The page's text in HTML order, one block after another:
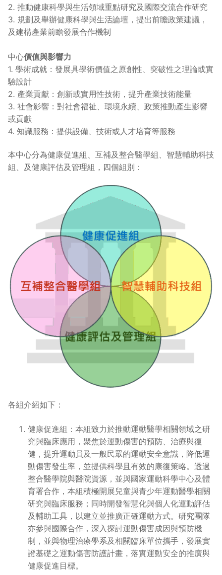
2. 推動健康科學與生活領域重點研究及國際交流合作研究
3. 規劃及舉辦健康科學與生活論壇，提出前瞻政策建議，
及建構產業前瞻發展合作機制
中心價值與影響力
1. 學術成就：發展具學術價值之原創性、突破性之理論或實
驗設計
2. 產業貢獻：創新或實用性技術，提升產業技術能量
3. 社會影響：對社會福祉、環境永續、政策推動產生影響
或貢獻
4. 知識服務：提供設備、技術或人才培育等服務
本中心分為健康促進組、互補及整合醫學組、智慧輔助科技
組、及健康評估及管理組，四個組別：
各組介紹如下：
健康促進組：本組致力於推動運動醫學相關領域之研
究與臨床應用，聚焦於運動傷害的預防、治療與復
健，提升運動員及一般民眾的運動安全意識，降低運
動傷害發生率，並提供科學且有效的康復策略。透過
整合醫學院與醫院資源，並與國家運動科學中心及體
育署合作，本組積極開展兒童與青少年運動醫學相關
研究與臨床服務；同時開發智慧化與個人化運動評估
及輔助工具，以建立並推廣正確運動方式。研究團隊
亦參與國際合作，深入探討運動傷害成因與預防機
制，並與物理治療學系及相關臨床單位攜手，發展實
證基礎之運動傷害防護計畫，落實運動安全的推廣與
健康促進目標。